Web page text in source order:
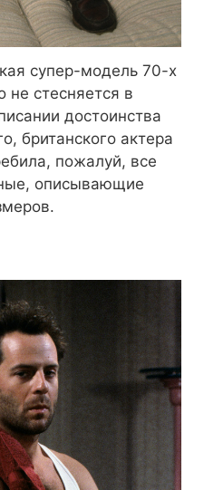
супер-модель 70-х
стесняется в
достоинства
британского актера
пожалуй, все
описывающие